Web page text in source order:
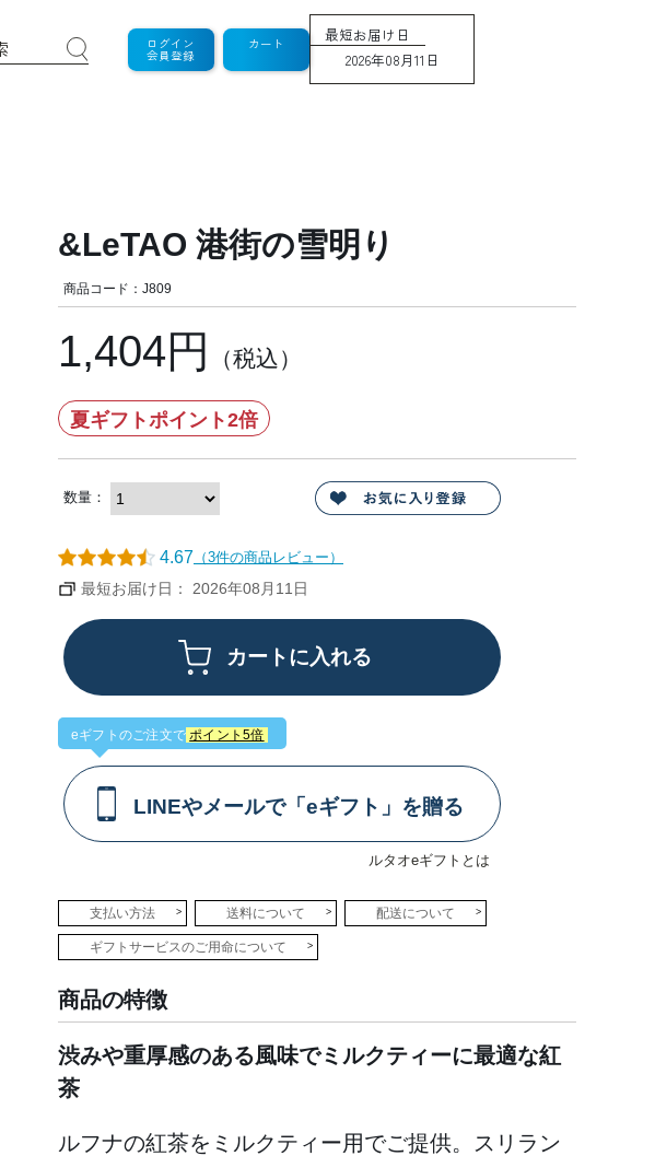
ログイン
会員登録
カート
最短お届け日
2026年08月11日
&LeTAO 港街の雪明り
商品コード：J809
1,404円 （税込）
夏ギフトポイント2倍
数量：
4.67 （3件の商品レビュー）
最短お届け日： 2026年08月11日
eギフトのご注文で ポイント5倍
LINEやメールで「eギフト」を贈る
ルタオeギフトとは
支払い方法 送料について 配送について
ギフトサービスのご用命について
商品の特徴
渋みや重厚感のある風味でミルクティーに最適な紅
茶
ルフナの紅茶をミルクティー用でご提供。スリラン